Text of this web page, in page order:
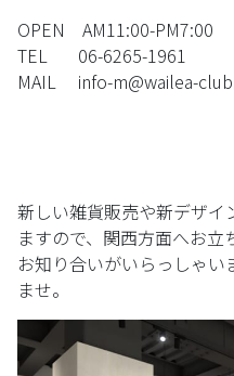
OPEN AM11:00-PM7:00
TEL 06-6265-1961
MAIL info-m@wailea-
新しい雑貨販売や新デザイ
ますので、関西方面へお
お知り合いがいらっしゃ
ませ。